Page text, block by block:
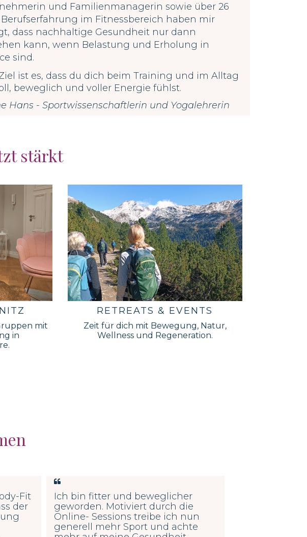
und Familienmanagerin sowie über 26
im Fitnessbereich haben mir
dass nachhaltige Gesundheit nur dann
kann, wenn Belastung und Erholung in
sind.
ist es, dass du dich beim Training und im Alltag
beweglich und voller Energie fühlst.
Hans - Sportwissenschaftlerin und Yogalehrerin
stärkt
mit
in
RETREATS & EVENTS
Zeit für dich mit Bewegung, Natur,
Wellness und Regeneration.
Fit
der
Ich bin fitter und beweglicher
geworden. Motiviert durch die
Online- Sessions treibe ich nun
generell mehr Sport und achte